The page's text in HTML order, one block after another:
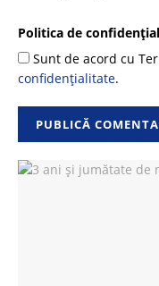
Politica de
Sunt de acord cu
confidențialitate.